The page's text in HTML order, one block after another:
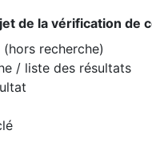
de la vérification de
(hors recherche)
/ liste des résultats